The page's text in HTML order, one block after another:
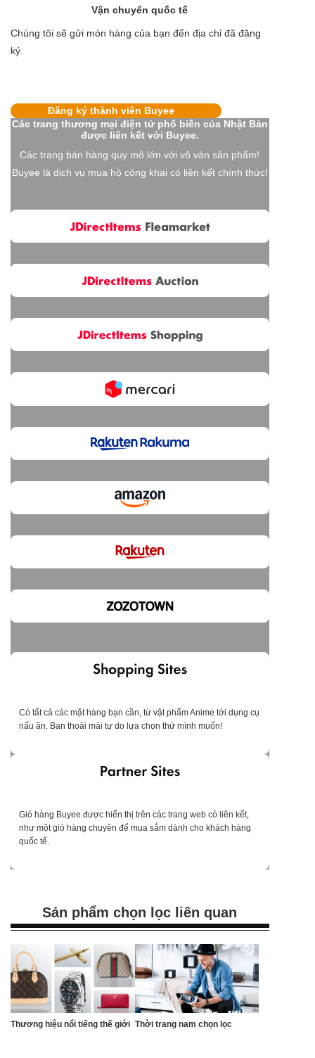
Vận chuyển quốc tế
Chúng tôi sẽ gửi món hàng của bạn đến địa chỉ đã đăng
ký.
Đăng ký thành viên Buyee
Các trang thương mại điện tử phổ biến của Nhật Bản
được liên kết với Buyee.
Các trang bán hàng quy mô lớn với vô vàn sản phẩm!
Buyee là dịch vụ mua hộ công khai có liên kết chính thức!
Có tất cả các mặt hàng bạn cần, từ vật phẩm Anime tới dụng cụ
nấu ăn. Bạn thoải mái tự do lựa chọn thứ mình muốn!
Giỏ hàng Buyee được hiển thị trên các trang web có liên kết,
như một giỏ hàng chuyên để mua sắm dành cho khách hàng
quốc tế.
Sản phẩm chọn lọc liên quan
Thương hiệu nổi tiếng thế giới Thời trang nam chọn lọc